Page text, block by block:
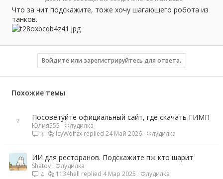
Что за чит подскажите, тоже хочу шагающего робота из
танков.
Войдите или зарегистрируйтесь для ответа.
Похожие темы
Посоветуйте официальный сайт, где скачать ГИМП
Юлия555
Флудилка
3
Флудилка
24 Май 2026
icyWolfzx
ИИ для ресторанов. Подскажите пж кто шарит
Shatov Флудилка
4
Флудилка
4 Мар 2025
1134hell